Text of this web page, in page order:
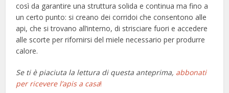
così da garantire una struttura solida e continua ma fino a
un certo punto: si creano dei corridoi che consentono alle
api, che si trovano all’interno, di strisciare fuori e accedere
alle scorte per rifornirsi del miele necessario per produrre
calore.
Se ti è piaciuta la lettura di questa anteprima, abbonati
per ricevere l’apis a casa!